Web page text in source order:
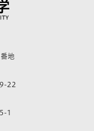
地
22
1